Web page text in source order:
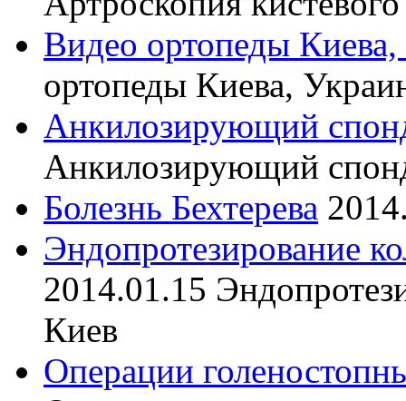
Видео ортопеды
ортопеды Киева,
Анкилозирующий
Анкилозирующий
Болезнь Бехтерева
Эндопротезирование
2014.01.15
Киев
Операции